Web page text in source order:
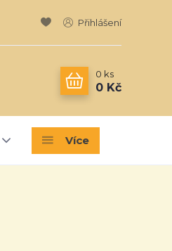
Přihlášení
0 ks
0 Kč
Více